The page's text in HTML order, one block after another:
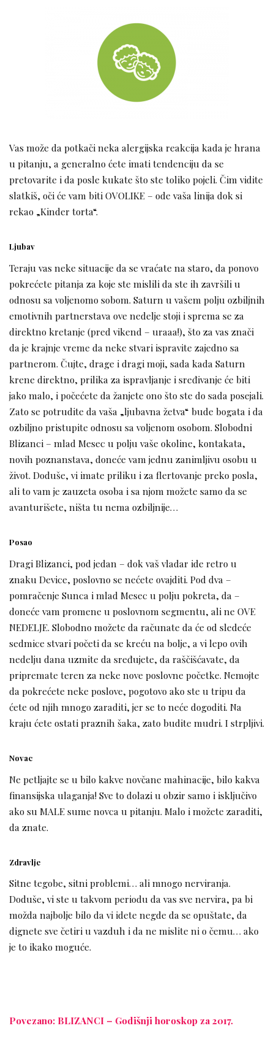
Vas može da potkači neka alergijska reakcija kada je hrana
u pitanju, a generalno ćete imati tendenciju da se
pretovarite i da posle kukate što ste toliko pojeli. Čim vidite
slatkiš, oči će vam biti OVOLIKE – ode vaša linija dok si
rekao „Kinder torta“.
Ljubav
Teraju vas neke situacije da se vraćate na staro, da ponovo
pokrećete pitanja za koje ste mislili da ste ih završili u
odnosu sa voljenomo sobom. Saturn u vašem polju ozbiljnih
emotivnih partnerstava ove nedelje stoji i sprema se za
direktno kretanje (pred vikend – uraaa!), što za vas znači
da je krajnje vreme da neke stvari ispravite zajedno sa
partnerom. Čujte, drage i dragi moji, sada kada Saturn
krene direktno, prilika za ispravljanje i sređivanje će biti
jako malo, i počećete da žanjete ono što ste do sada posejali.
Zato se potrudite da vaša „ljubavna žetva“ bude bogata i da
ozbiljno pristupite odnosu sa voljenom osobom. Slobodni
Blizanci – mlad Mesec u polju vaše okoline, kontakata,
novih poznanstava, doneće vam jednu zanimljivu osobu u
život. Doduše, vi imate priliku i za flertovanje preko posla,
ali to vam je zauzeta osoba i sa njom možete samo da se
avanturišete, ništa tu nema ozbiljnije…
Posao
Dragi Blizanci, pod jedan – dok vaš vladar ide retro u
znaku Device, poslovno se nećete ovajditi. Pod dva –
pomračenje Sunca i mlad Mesec u polju pokreta, da –
doneće vam promene u poslovnom segmentu, ali ne OVE
NEDELJE. Slobodno možete da računate da će od sledeće
sedmice stvari početi da se kreću na bolje, a vi lepo ovih
nedelju dana uzmite da sređujete, da raščišćavate, da
pripremate teren za neke nove poslovne početke. Nemojte
da pokrećete neke poslove, pogotovo ako ste u tripu da
ćete od njih mnogo zaraditi, jer se to neće dogoditi. Na
kraju ćete ostati praznih šaka, zato budite mudri. I strpljivi.
Novac
Ne petljajte se u bilo kakve novčane mahinacije, bilo kakva
finansijska ulaganja! Sve to dolazi u obzir samo i isključivo
ako su MALE sume novca u pitanju. Malo i možete zaraditi,
da znate.
Zdravlje
Sitne tegobe, sitni problemi… ali mnogo nerviranja.
Doduše, vi ste u takvom periodu da vas sve nervira, pa bi
možda najbolje bilo da vi idete negde da se opuštate, da
dignete sve četiri u vazduh i da ne mislite ni o čemu… ako
je to ikako moguće.
Povezano: BLIZANCI – Godišnji horoskop za 2017.